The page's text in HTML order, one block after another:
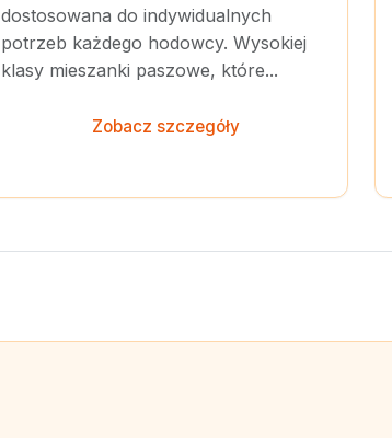
dostosowana do indywidualnych
potrzeb każdego hodowcy. Wysokiej
klasy mieszanki paszowe, które...
Zobacz szczegóły